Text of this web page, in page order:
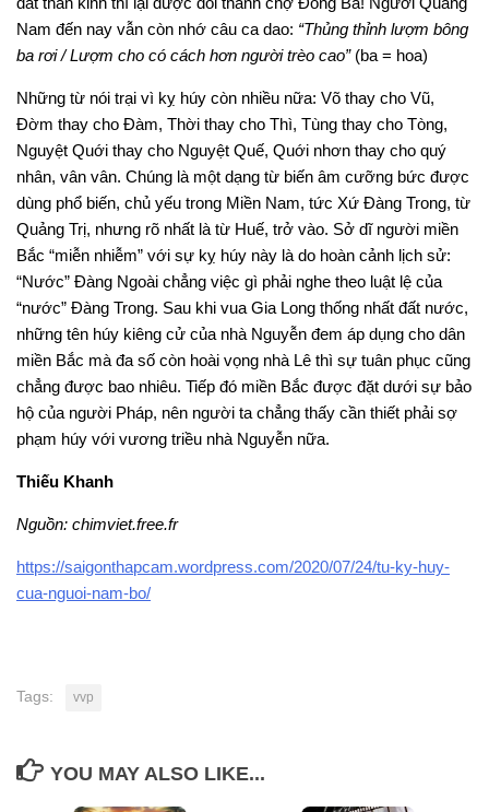
Nam đến nay vẫn còn nhớ câu ca dao: “Thủng thỉnh lượm bông
ba rơi / Lượm cho có cách hơn người trèo cao”(ba = hoa)
Những từ nói trại vì kỵ húy còn nhiều nữa: Võ thay cho Vũ,
Đờm thay cho Đàm, Thời thay cho Thì, Tùng thay cho Tòng,
Nguyệt Quới thay cho Nguyệt Quế, Quới nhơn thay cho quý
nhân, vân vân. Chúng là một dạng từ biến âm cưỡng bức được
dùng phổ biến, chủ yếu trong Miền Nam, tức Xứ Đàng Trong, từ
Quảng Trị, nhưng rõ nhất là từ Huế, trở vào. Sở dĩ người miền
Bắc “miễn nhiễm” với sự kỵ húy này là do hoàn cảnh lịch sử:
“Nước” Đàng Ngoài chẳng việc gì phải nghe theo luật lệ của
“nước” Đàng Trong. Sau khi vua Gia Long thống nhất đất nước,
những tên húy kiêng cử của nhà Nguyễn đem áp dụng cho dân
miền Bắc mà đa số còn hoài vọng nhà Lê thì sự tuân phục cũng
chẳng được bao nhiêu. Tiếp đó miền Bắc được đặt dưới sự bảo
hộ của người Pháp, nên người ta chẳng thấy cần thiết phải sợ
phạm húy với vương triều nhà Nguyễn nữa.
Thiếu Khanh
Nguồn: chimviet.free.fr
https://saigonthapcam.wordpress.com/2020/07/24/tu-ky-huy-
cua-nguoi-nam-bo/
Tags: vvp
YOU MAY ALSO LIKE...